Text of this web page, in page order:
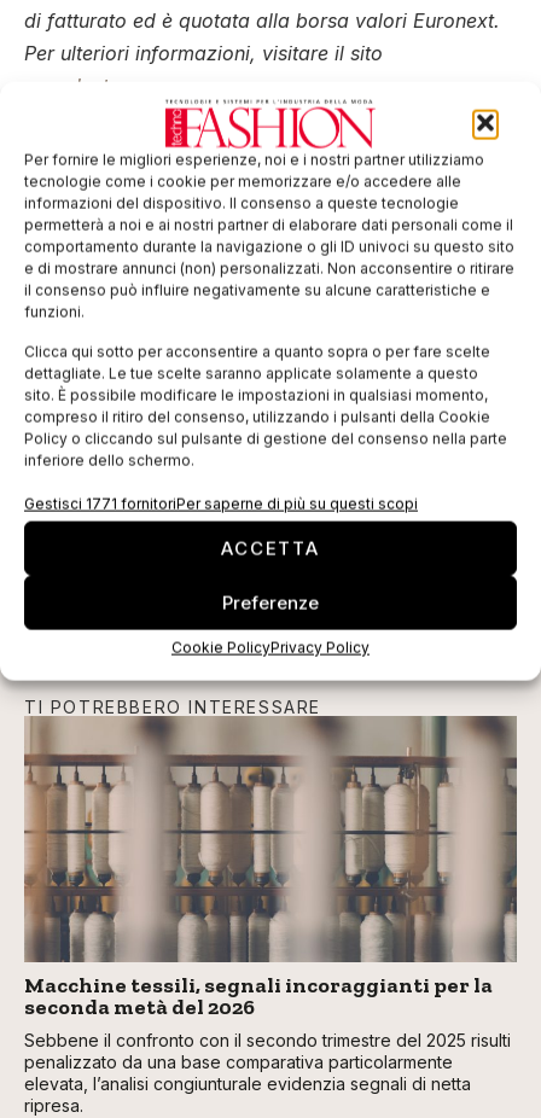
Per fornire le migliori esperienze, noi e i nostri partner utilizziamo
tecnologie come i cookie per memorizzare e/o accedere alle
informazioni del dispositivo. Il consenso a queste tecnologie
permetterà a noi e ai nostri partner di elaborare dati personali come il
comportamento durante la navigazione o gli ID univoci su questo sito
e di mostrare annunci (non) personalizzati. Non acconsentire o ritirare
il consenso può influire negativamente su alcune caratteristiche e
funzioni.
Clicca qui sotto per acconsentire a quanto sopra o per fare scelte
dettagliate. Le tue scelte saranno applicate solamente a questo
sito. È possibile modificare le impostazioni in qualsiasi momento,
compreso il ritiro del consenso, utilizzando i pulsanti della Cookie
Policy o cliccando sul pulsante di gestione del consenso nella parte
inferiore dello schermo.
Gestisci 1771 fornitoriPer saperne di più su questi scopi
ACCETTA
Preferenze
Cookie PolicyPrivacy Policy
di fatturato ed è quotata alla borsa valori Euronext.
Per ulteriori informazioni, visitare il sito
www.lectra.com
Lectra marchio
EDICOLA WEB
TI POTREBBERO INTERESSARE
Macchine tessili, segnali incoraggianti per la
seconda metà del 2026
Sebbene il confronto con il secondo trimestre del 2025 risulti
penalizzato da una base comparativa particolarmente
elevata, l’analisi congiunturale evidenzia segnali di netta
ripresa.